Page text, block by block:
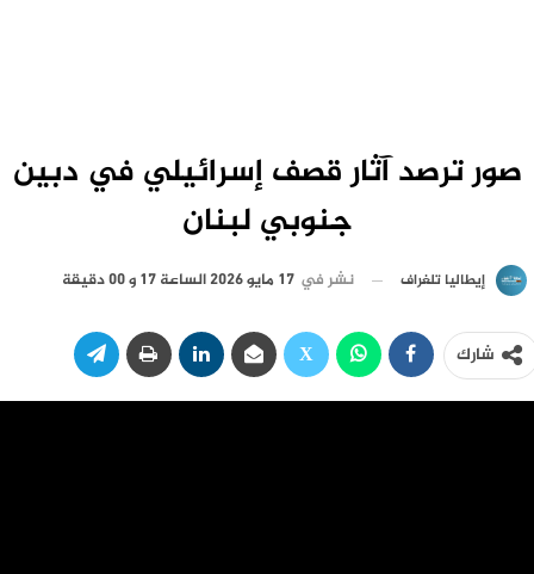
صور ترصد آثار قصف إسرائيلي في دبين
جنوبي لبنان
إيطاليا تلغراف نشر في 17 مايو 2026 الساعة 17 و 00 دقيقة
شارك